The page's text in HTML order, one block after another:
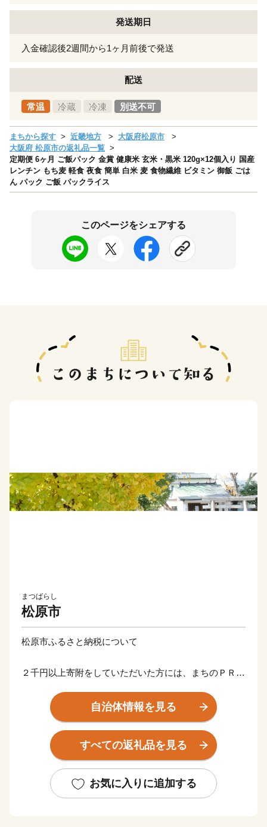
発送期日
入金確認後2週間から1ヶ月前後で発送
配送
常温 冷蔵 冷凍 別送不可
まちから探す 近畿地方
大阪府松原市
大阪府 松原市の返礼品一覧
定期便 6ヶ月 ご飯パック 金賞 健康米 玄米・黒米 120g×12個入り 国産
レンチン もち麦 軽食 夜食 簡単 白米 麦 食物繊維 ビタミン 御飯 ごは
ん パック ご飯 パックライス
このページをシェアする
まつばらし
松原市
松原市ふるさと納税について
２千円以上寄附をしていただいた方には、まちのＰＲも
【ご注意】
※お礼の品のお届けには1～2ヶ月程度かかることがあり
おりません。
※特典の送付は、松原市外にお住まいの方に限らせてい
自治体情報を見る
すべての返礼品を見る
お気に入りに追加する